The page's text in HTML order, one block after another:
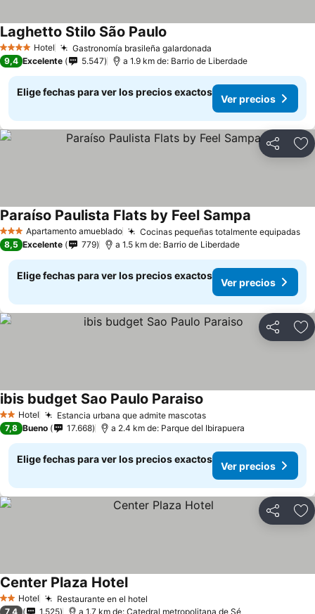
4 EstrellasHotel Gastronomía brasileña galardonada
Laghetto Stilo São Paulo
9,4 Excelente 5.547 a 1.9 km de: Barrio de Liberdade
Elige fechas para ver los precios exactos
Ver precios
Compartir
3 EstrellasApartamento amueblado Cocinas pequeñas totalmente equipadas
Paraíso Paulista Flats by Feel Sampa
8,5 Excelente 779 a 1.5 km de: Barrio de Liberdade
Elige fechas para ver los precios exactos
Ver precios
Compartir
2 Estrellas
Hotel Estancia urbana que admite mascotasVer precios
ibis budget Sao Paulo Paraiso
7,8 Bueno 17.668 a 2.4 km de: Parque del Ibirapuera
Elige fechas para ver los precios exactos
Ver precios
Compartir
2 Estrellas
Hotel Restaurante en el hotel
Center Plaza HotelVer precios
7,4 1.525 a 1.7 km de: Catedral metropolitana de Sé